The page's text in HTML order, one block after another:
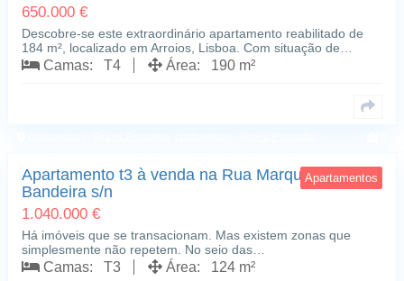
650.000 €
Descobre-se este extraordinário apartamento reabilitado de
184 m², localizado em Arroios, Lisboa. Com situação de…
Camas: T4 Área: 190 m²
Apartamentos
Apartamento t3 à venda na Rua Marquês Sá da
Bandeira s/n
1.040.000 €
Há imóveis que se transacionam. Mas existem zonas que
simplesmente não repetem. No seio das…
Camas: T3 Área: 124 m²